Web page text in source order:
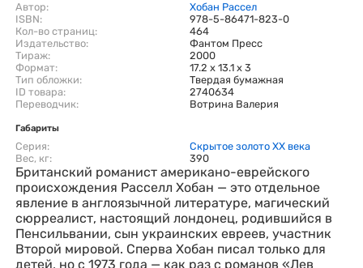
Автор:
Хобан Рассел
ISBN:
978-5-86471-823-0
Кол-во страниц:
464
Издательство:
Фантом Пресс
Тираж:
2000
Формат:
17.2 x 13.1 x 3
Тип обложки:
Твердая бумажная
ID товара:
2740634
Переводчик:
Вотрина Валерия
Габариты
Серия:
Скрытое золото ХХ века
Вес, кг:
390
Британский романист американо-еврейского
происхождения Расселл Хобан — это отдельное
явление в англоязычной литературе, магический
сюрреалист, настоящий лондонец, родившийся в
Пенсильвании, сын украинских евреев, участник
Второй мировой. Сперва Хобан писал только для
детей, но с 1973 года — как раз с романов «Лев